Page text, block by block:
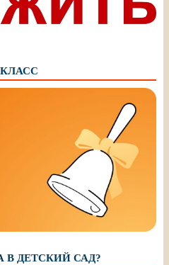
В ДЕТСКИЙ САД?